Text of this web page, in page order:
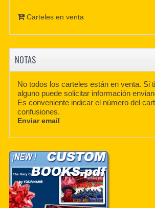
Carteles en venta
NOTAS
No todos los carteles están en venta. Si
alguno puede solicitar información
Es conveniente indicar el número del
confusiones.
Enviar email